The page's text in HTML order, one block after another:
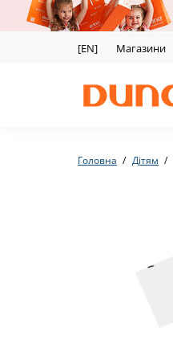
[EN] Магазини
Головна Дітям